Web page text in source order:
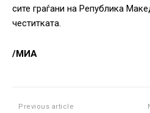
сите граѓани на Република
честитката.
/МИА
Previous article